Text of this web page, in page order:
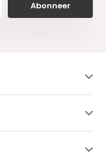
Abonneer